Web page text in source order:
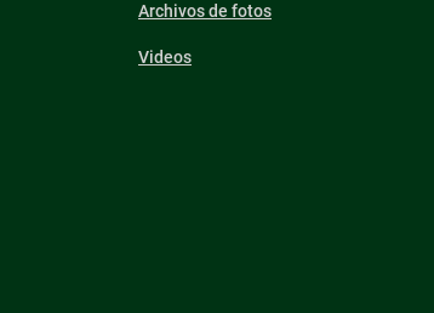
Archivos de fotos
Videos